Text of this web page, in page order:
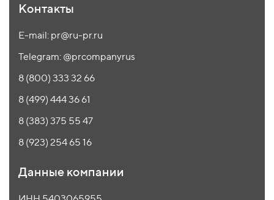
Контакты
E-mail: pr@ru-pr.ru
Telegram: @prcompanyrus
8 (800) 333 32 66
8 (499) 444 36 61
8 (383) 375 55 47
8 (923) 254 65 16
Данные компании